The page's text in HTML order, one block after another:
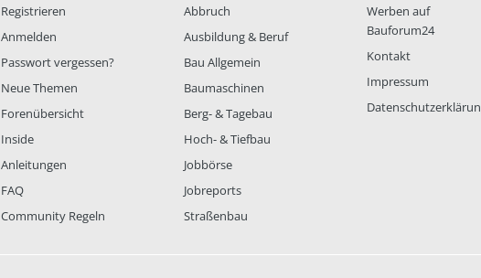
Registrieren
Anmelden
Passwort vergessen?
Neue Themen
Forenübersicht
Inside
Anleitungen
FAQ
Community Regeln
Abbruch
Ausbildung & Beruf
Bau Allgemein
Baumaschinen
Berg- & Tagebau
Hoch- & Tiefbau
Jobbörse
Jobreports
Straßenbau
Werben auf
Bauforum24
Kontakt
Impressum